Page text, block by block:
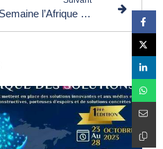
Tropics Magazine : « La Semaine l’Afrique des Solutions est une initiale fort louable »